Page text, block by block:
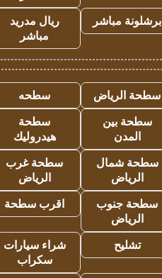
برشلونة مباشر
ريال مدريد
مباشر
سطحة الرياض
سطحه
سطحة بين
المدن
سطحة
هيدروليك
سطحة شمال
الرياض
سطحة غرب
الرياض
سطحة جنوب
الرياض
اقرب سطحة
تشليح
شراء سيارات
سكراب